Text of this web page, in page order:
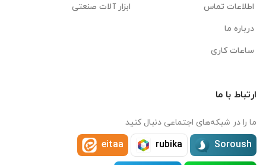
اطلاعات تماس
درباره ما
ساعات کاری
ابزار آلات صنعتی
ارتباط با ما
ما را در شبکه‌های اجتماعی دنبال کنید
Soroush
rubika
eitaa